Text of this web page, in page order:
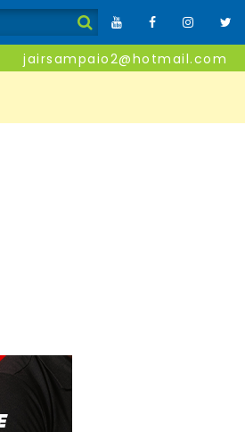
jairsampaio2@hotmail.com